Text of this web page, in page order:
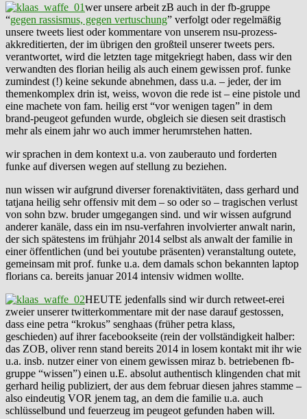
wer unsere arbeit zB auch in der fb-gruppe
“gegen rassismus, gegen vertuschung” verfolgt oder regelmäßig
unsere tweets liest oder kommentare von unserem nsu-prozess-
akkreditierten, der im übrigen den großteil unserer tweets pers.
verantwortet, wird die letzten tage mitgekriegt haben, dass wir den
verwandten des florian heilig als auch einem gewissen prof. funke
zumindest (!) keine sekunde abnehmen, dass u.a. – jeder, der im
themenkomplex drin ist, weiss, wovon die rede ist – eine pistole und
eine machete von fam. heilig erst “vor wenigen tagen” in dem
brand-peugeot gefunden wurde, obgleich sie diesen seit drastisch
mehr als einem jahr wo auch immer herumrstehen hatten.
wir sprachen in dem kontext u.a. von zauberauto und forderten
funke auf diversen wegen auf stellung zu beziehen.
nun wissen wir aufgrund diverser forenaktivitäten, dass gerhard und
tatjana heilig sehr offensiv mit dem – so oder so – tragischen verlust
von sohn bzw. bruder umgegangen sind. und wir wissen aufgrund
anderer kanäle, dass ein im nsu-verfahren involvierter anwalt narin,
der sich spätestens im frühjahr 2014 selbst als anwalt der familie in
einer öffentlichen (und bei youtube präsenten) veranstaltung outete,
gemeinsam mit prof. funke u.a. dem damals schon bekannten laptop
florians ca. bereits januar 2014 intensiv widmen wollte.
HEUTE jedenfalls sind wir durch retweet-erei
zweier unserer twitterkommentare mit der nase darauf gestossen,
dass eine petra “krokus” senghaas (früher petra klass,
geschieden) auf ihrer facebookseite (rein der vollständigkeit halber:
das ZOB, oliver renn stand bereits 2014 in losem kontakt mit ihr wie
u.a. insb. nutzer einer von einem gewissen miraz b. betriebenen fb-
gruppe “wissen”) einen u.E. absolut authentisch klingenden chat mit
gerhard heilig publiziert, der aus dem februar diesen jahres stamme –
also eindeutig VOR jenem tag, an dem die familie u.a. auch
schlüsselbund und feuerzeug im peugeot gefunden haben will.